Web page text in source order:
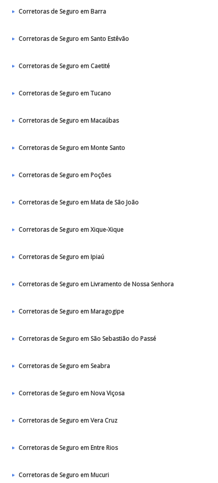
Corretoras de Seguro em Barra
Corretoras de Seguro em Santo Estêvão
Corretoras de Seguro em Caetité
Corretoras de Seguro em Tucano
Corretoras de Seguro em Macaúbas
Corretoras de Seguro em Monte Santo
Corretoras de Seguro em Poções
Corretoras de Seguro em Mata de São João
Corretoras de Seguro em Xique-Xique
Corretoras de Seguro em Ipiaú
Corretoras de Seguro em Livramento de Nossa Senhora
Corretoras de Seguro em Maragogipe
Corretoras de Seguro em São Sebastião do Passé
Corretoras de Seguro em Seabra
Corretoras de Seguro em Nova Viçosa
Corretoras de Seguro em Vera Cruz
Corretoras de Seguro em Entre Rios
Corretoras de Seguro em Mucuri